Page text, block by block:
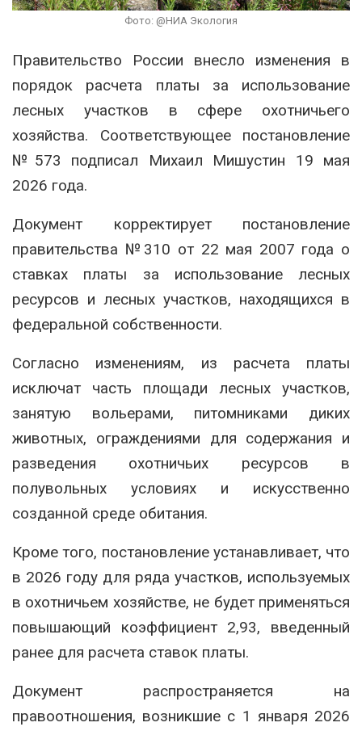
Фото: @НИА Экология
Правительство России внесло изменения в
порядок расчета платы за использование
лесных участков в сфере охотничьего
хозяйства. Соответствующее постановление
№573 подписал
Михаил Мишустин 19 мая
2026 года.
Документ корректирует постановление
правительства №310 от 22 мая 2007 года о
ставках платы за использование лесных
ресурсов и лесных участков, находящихся в
федеральной собственности.
Согласно изменениям, из расчета платы
исключат часть площади лесных участков,
занятую вольерами, питомниками диких
животных, ограждениями для содержания и
разведения охотничьих ресурсов в
полувольных условиях и искусственно
созданной среде обитания.
Кроме того, постановление устанавливает, что
в 2026 году для ряда участков, используемых
в охотничьем хозяйстве, не будет применяться
повышающий коэффициент 2,93, введенный
ранее для расчета ставок платы.
Документ распространяется на
правоотношения, возникшие с 1 января 2026